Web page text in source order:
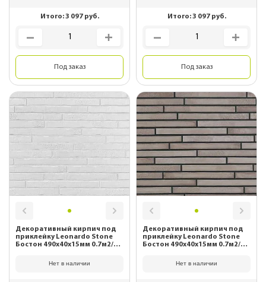
Итого:3 097руб.
Под заказ
Итого:3 097руб.
Под заказ
Декоративный кирпич под
приклейку Leonardo Stone
Бостон 490х40х15мм 0.7м2/уп
Нет в наличии
Декоративный кирпич под
приклейку Leonardo Stone
Бостон 490х40х15мм 0.7м2/уп
Нет в наличии